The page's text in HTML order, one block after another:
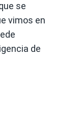
se
vimos en
de